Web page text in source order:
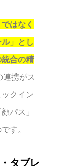
はなく
」とし
合の精
連携がス
クイン
パス」
す。
タブレ